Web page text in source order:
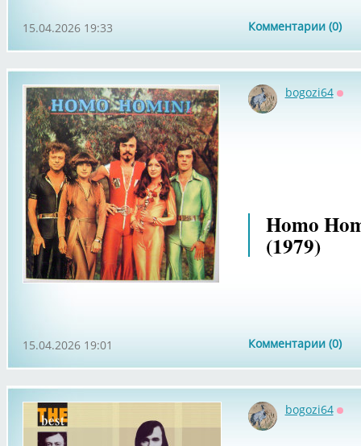
Комментарии (0)
15.04.2026 19:33
bogozi64
Homo
(1979)
Комментарии (0)
15.04.2026 19:01
bogozi64